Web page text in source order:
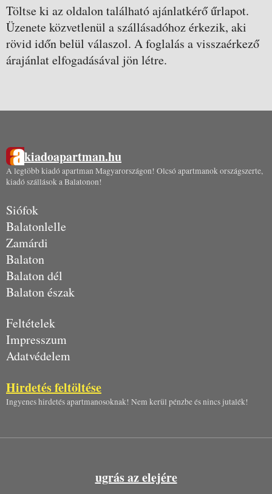
Töltse ki az oldalon található ajánlatkérő űrlapot.
Üzenete közvetlenül a szállásadóhoz érkezik, aki
rövid időn belül válaszol. A foglalás a visszaérkező
árajánlat elfogadásával jön létre.
kiadoapartman.hu
A legtöbb kiadó apartman Magyarországon! Olcsó apartmanok országszerte,
kiadó szállások a Balatonon!
Siófok
Balatonlelle
Zamárdi
Balaton
Balaton dél
Balaton észak
Feltételek
Impresszum
Adatvédelem
Hirdetés feltöltése
Ingyenes hirdetés apartmanosoknak! Nem kerül pénzbe és nincs jutalék!
ugrás az elejére